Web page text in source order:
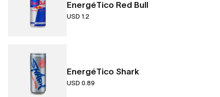
EnergéTico Red Bull
USD 1.2
EnergéTico Shark
USD 0.89